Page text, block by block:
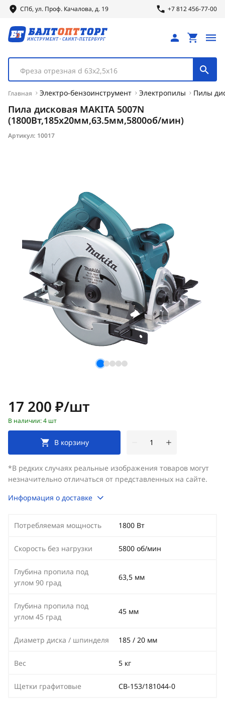
СПб, ул. Проф. Качалова, д. 19 +7 812 456-77-00
Фреза отрезная d 63х2,5х16
Главная Электро-бензоинструмент Электропилы Пилы
Пила дисковая MAKITA 5007N
(1800Вт,185х20мм,63.5мм,5800об/мин)
Артикул: 10017
Цена:
17 200 ₽/шт
В наличии: 4 шт
В корзину
*В редких случаях реальные изображения товаров могут
незначительно отличаться от представленных на сайте.
Информация о доставке
Потребляемая мощность 1800 Вт
Скорость без нагрузки 5800 об/мин
Глубина пропила под
углом 90 град
63,5 мм
Глубина пропила под
углом 45 град
45 мм
Диаметр диска / шпинделя 185 / 20 мм
Вес 5 кг
Щетки графитовые CB-153/181044-0